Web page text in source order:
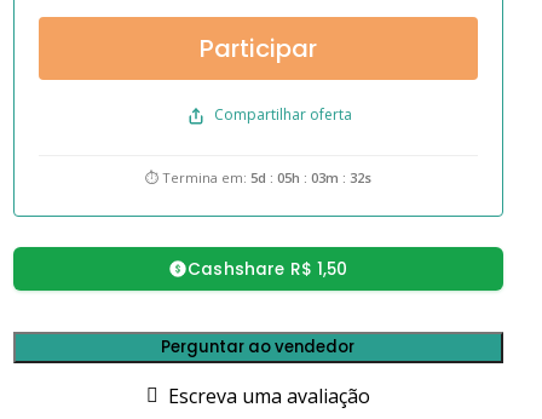
Participar
Compartilhar oferta
⏱ Termina em: 5d : 05h : 03m : 32s
Cashshare R$ 1,50
Perguntar ao vendedor
Escreva uma avaliação